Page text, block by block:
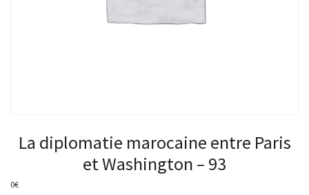
La diplomatie marocaine entre Paris
et Washington – 93
0€